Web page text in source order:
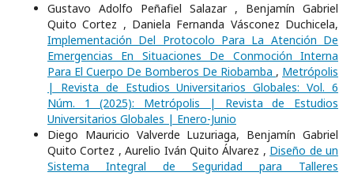
Gustavo Adolfo Peñafiel Salazar , Benjamín Gabriel
Quito Cortez , Daniela Fernanda Vásconez Duchicela,
Implementación Del Protocolo Para La Atención De
Emergencias En Situaciones De Conmoción Interna
Para El Cuerpo De Bomberos De Riobamba , Metrópolis
| Revista de Estudios Universitarios Globales: Vol. 6
Núm. 1 (2025): Metrópolis | Revista de Estudios
Universitarios Globales | Enero-Junio
Diego Mauricio Valverde Luzuriaga, Benjamín Gabriel
Quito Cortez , Aurelio Iván Quito Álvarez , Diseño de un
Sistema Integral de Seguridad para Talleres